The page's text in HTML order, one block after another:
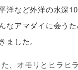
など外洋の水深
なアマダイに会う
した。
、オモリとヒラヒ